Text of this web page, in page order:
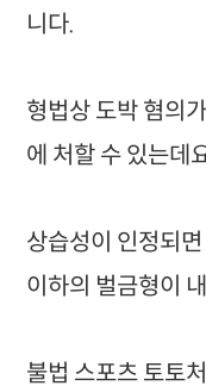
니다.
형법상 도박 혐의
에 처할 수 있는데
상습성이 인정되
이하의 벌금형이
불법 스포츠 토토